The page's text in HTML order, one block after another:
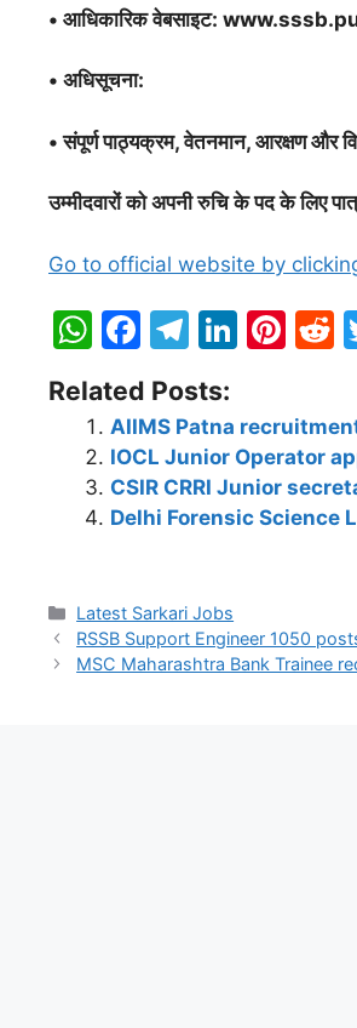
• आधिकारिक वेबसाइट:
• अधिसूचना:
• संपूर्ण पाठ्यक्रम, वेतनमान, आरक्षण और
उम्मीदवारों को अपनी रुचि के पद के लिए
Go to official website by
W
at
s
A
p
F
a
c
e
b
o
k
T
e
gr
a
m
Li
e
dI
n
Pi
er
e
st
R
d
t
Related Posts:
AIIMS Patna
IOCL Junior Operator
CSIR CRRI Junior
Delhi Forensic Science
Latest Sarkari Jobs
RSSB Support Engineer 1050
MSC Maharashtra Bank Trainee